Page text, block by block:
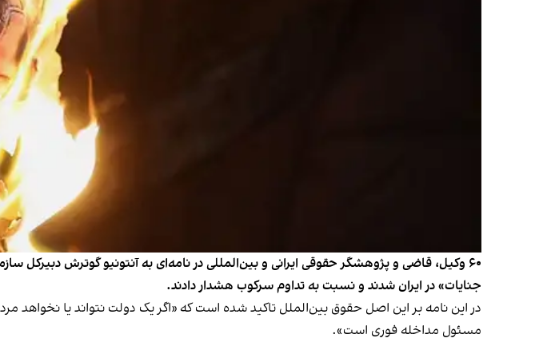
۶۰ وکیل، قاضی و پژوهشگر حقوقی ایرانی و بین‌المللی در نامه‌ای به آنتونیو گوترش
جنایات» در ایران شدند و نسبت به تداوم سرکوب هشدار دادند.
در این نامه بر این اصل حقوق بین‌الملل تاکید شده است که «اگر یک دولت نتواند یا
مسئول مداخله فوری است».